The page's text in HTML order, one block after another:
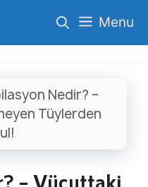
Menu
Nedir? –
Tüylerden
– Vücuttaki